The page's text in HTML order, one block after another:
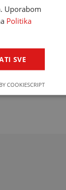
svega par klikova!
Uporabom
Politika
SVE
COOKIESCRIPT